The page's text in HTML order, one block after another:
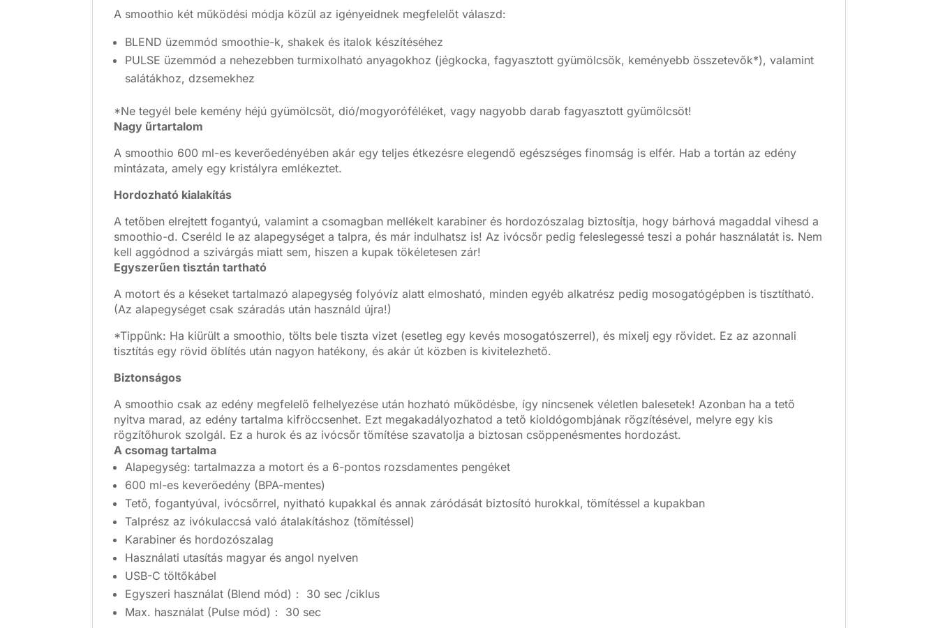
A smoothio két működési módja közül az igényeidnek megfelelőt válaszd:
BLEND üzemmód smoothie-k, shakek és italok készítéséhez
PULSE üzemmód a nehezebben turmixolható anyagokhoz (jégkocka, fagyasztott gyümölcsök, keményebb összetevők*), valamint
salátákhoz, dzsemekhez
*Ne tegyél bele kemény héjú gyümölcsöt, dió/mogyoróféléket, vagy nagyobb darab fagyasztott gyümölcsöt!
Nagy űrtartalom
A smoothio 600 ml-es keverőedényében akár egy teljes étkezésre elegendő egészséges finomság is elfér. Hab a tortán az edény
mintázata, amely egy kristályra emlékeztet.
Hordozható kialakítás
A tetőben elrejtett fogantyú, valamint a csomagban mellékelt karabiner és hordozószalag biztosítja, hogy bárhová magaddal vihesd a
smoothio-d. Cseréld le az alapegységet a talpra, és már indulhatsz is! Az ivócsőr pedig feleslegessé teszi a pohár használatát is. Nem
kell aggódnod a szivárgás miatt sem, hiszen a kupak tökéletesen zár!
Egyszerűen tisztán tartható
A motort és a késeket tartalmazó alapegység folyóvíz alatt elmosható, minden egyéb alkatrész pedig mosogatógépben is tisztítható.
(Az alapegységet csak száradás után használd újra!)
*Tippünk: Ha kiürült a smoothio, tölts bele tiszta vizet (esetleg egy kevés mosogatószerrel), és mixelj egy rövidet. Ez az azonnali
tisztítás egy rövid öblítés után nagyon hatékony, és akár út közben is kivitelezhető.
Biztonságos
A smoothio csak az edény megfelelő felhelyezése után hozható működésbe, így nincsenek véletlen balesetek! Azonban ha a tető
nyitva marad, az edény tartalma kifröccsenhet. Ezt megakadályozhatod a tető kioldógombjának rögzítésével, melyre egy kis
rögzítőhurok szolgál. Ez a hurok és az ivócsőr tömítése szavatolja a biztosan csöppenésmentes hordozást.
A csomag tartalma
Alapegység: tartalmazza a motort és a 6-pontos rozsdamentes pengéket
600 ml-es keverőedény (BPA-mentes)
Tető, fogantyúval, ivócsőrrel, nyitható kupakkal és annak záródását biztosító hurokkal, tömítéssel a kupakban
Talprész az ivókulaccsá való átalakításhoz (tömítéssel)
Karabiner és hordozószalag
Használati utasítás magyar és angol nyelven
USB-C töltőkábel
Egyszeri használat (Blend mód)： 30 sec /ciklus
Max. használat (Pulse mód)： 30 sec